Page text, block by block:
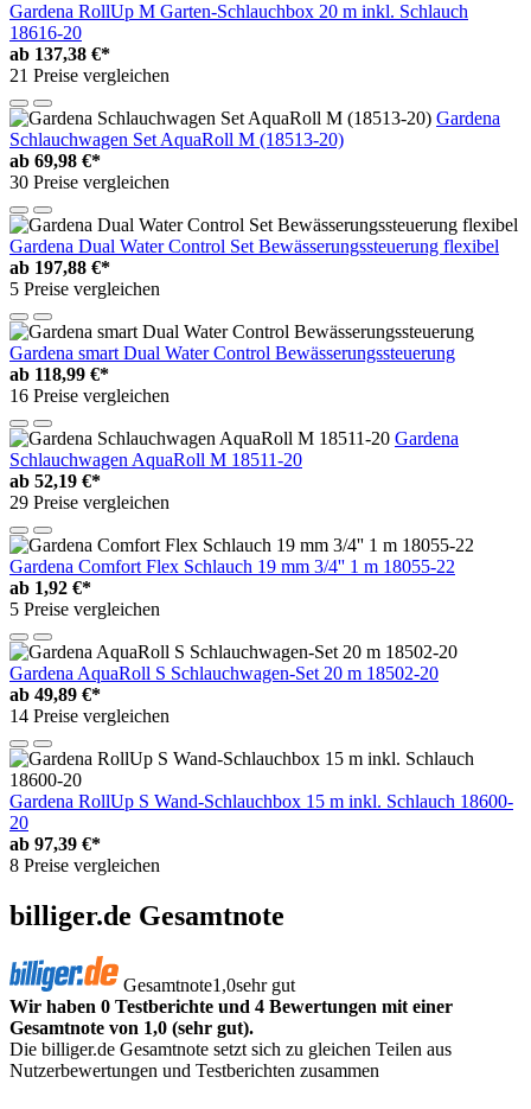
Gardena RollUp M Garten-Schlauchbox 20 m inkl. Schlauch
18616-20
ab 137,38 €*
21 Preise vergleichen
Gardena
Schlauchwagen Set AquaRoll M (18513-20)
ab 69,98 €*
30 Preise vergleichen
Gardena Dual Water Control Set Bewässerungssteuerung flexibel
ab 197,88 €*
5 Preise vergleichen
Gardena smart Dual Water Control Bewässerungssteuerung
ab 118,99 €*
16 Preise vergleichen
Gardena
Schlauchwagen AquaRoll M 18511-20
ab 52,19 €*
29 Preise vergleichen
Gardena Comfort Flex Schlauch 19 mm 3/4'' 1 m 18055-22
ab 1,92 €*
5 Preise vergleichen
Gardena AquaRoll S Schlauchwagen-Set 20 m 18502-20
ab 49,89 €*
14 Preise vergleichen
Gardena RollUp S Wand-Schlauchbox 15 m inkl. Schlauch 18600-
20
ab 97,39 €*
8 Preise vergleichen
billiger.de Gesamtnote
Gesamtnote1,0sehr gut
Wir haben 0 Testberichte und 4 Bewertungen mit einer
Gesamtnote von 1,0 (sehr gut).
Die billiger.de Gesamtnote setzt sich zu gleichen Teilen aus
Nutzerbewertungen und Testberichten zusammen